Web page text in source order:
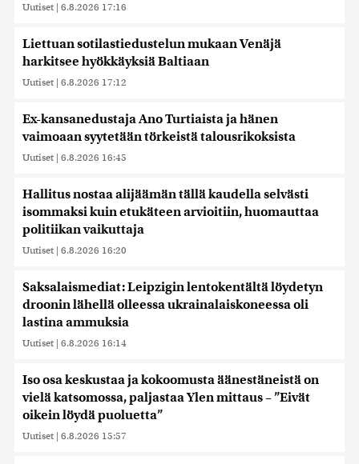
Uutiset | 6.8.2026 17:16
Liettuan sotilastiedustelun mukaan Venäjä
harkitsee hyökkäyksiä Baltiaan
Uutiset | 6.8.2026 17:12
Ex-kansanedustaja Ano Turtiaista ja hänen
vaimoaan syytetään törkeistä talousrikoksista
Uutiset | 6.8.2026 16:45
Hallitus nostaa alijäämän tällä kaudella selvästi
isommaksi kuin etukäteen arvioitiin, huomauttaa
politiikan vaikuttaja
Uutiset | 6.8.2026 16:20
Saksalaismediat: Leipzigin lentokentältä löydetyn
droonin lähellä olleessa ukrainalaiskoneessa oli
lastina ammuksia
Uutiset | 6.8.2026 16:14
Iso osa keskustaa ja kokoomusta äänestäneistä on
vielä katsomossa, paljastaa Ylen mittaus – ”Eivät
oikein löydä puoluetta”
Uutiset | 6.8.2026 15:57